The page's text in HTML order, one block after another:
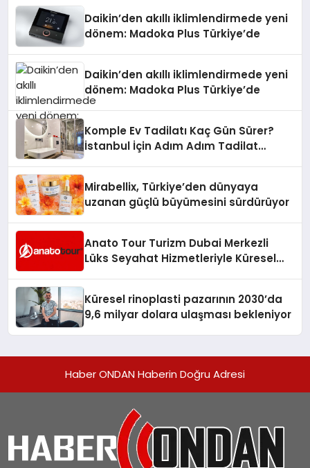
Daikin’den akıllı iklimlendirmede yeni
dönem: Madoka Plus Türkiye’de
Daikin’den akıllı iklimlendirmede yeni
dönem: Madoka Plus Türkiye’de
Komple Ev Tadilatı Kaç Gün Sürer?
İstanbul İçin Adım Adım Tadilat
Mirabellix, Türkiye’den dünyaya
uzanan güçlü büyümesini sürdürüyor
Anato Tour Turizm Dubai Merkezli
Lüks Seyahat Hizmetleriyle Küresel
Küresel rinoplasti pazarının 2030’da
9,6 milyar dolara ulaşması bekleniyor
Haber ONDAN Haberin Doğru Adresi